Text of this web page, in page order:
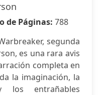
de Páginas: 788
segunda
es una rara avis
completa en
la imaginación, la
entrañables